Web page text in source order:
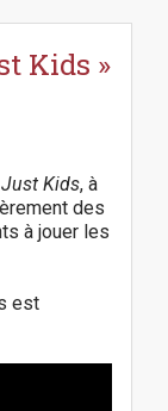
Kids »
Just Kids, à
des
à jouer les
est